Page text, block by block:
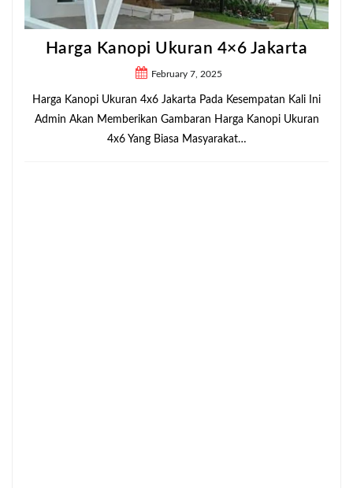
Harga Kanopi Ukuran 4×6 Jakarta
February 7, 2025
Harga Kanopi Ukuran 4x6 Jakarta Pada Kesempatan Kali Ini
Admin Akan Memberikan Gambaran Harga Kanopi Ukuran
4x6 Yang Biasa Masyarakat…